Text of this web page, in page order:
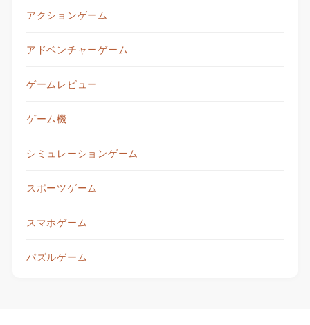
アクションゲーム
アドベンチャーゲーム
ゲームレビュー
ゲーム機
シミュレーションゲーム
スポーツゲーム
スマホゲーム
パズルゲーム